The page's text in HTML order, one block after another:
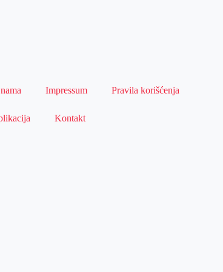
Impressum Pravila korišćenja
Kontakt